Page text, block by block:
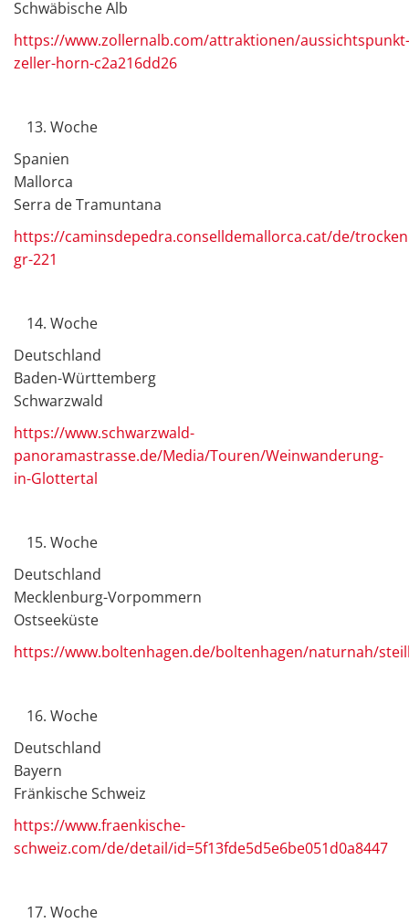
Schwäbische Alb
https://www.zollernalb.com/attraktionen/aussichtspunkt-
zeller-horn-c2a216dd26
Woche
Spanien
Mallorca
Serra de Tramuntana
https://caminsdepedra.conselldemallorca.cat/de/
gr-221
Woche
Deutschland
Baden-Württemberg
Schwarzwald
https://www.schwarzwald-
panoramastrasse.de/Media/Touren/Weinwanderung-
in-Glottertal
Woche
Deutschland
Mecklenburg-Vorpommern
Ostseeküste
https://www.boltenhagen.de/boltenhagen/naturnah/
Woche
Deutschland
Bayern
Fränkische Schweiz
https://www.fraenkische-
schweiz.com/de/detail/id=5f13fde5d5e6be051d0a8447
Woche